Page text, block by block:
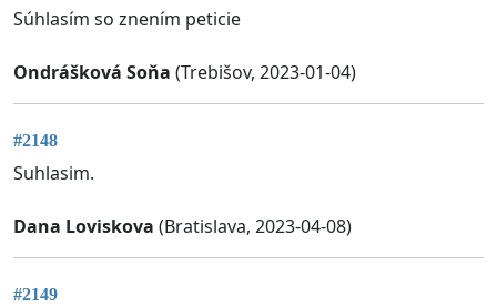
Súhlasím so znením peticie
Ondrášková Soňa (Trebišov, 2023-01-04)
#2148
Suhlasim.
Dana Loviskova (Bratislava, 2023-04-08)
#2149